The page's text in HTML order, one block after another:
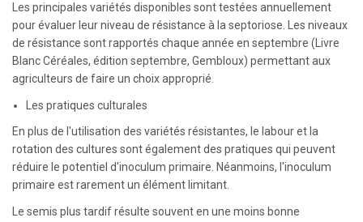
Les principales variétés disponibles sont testées annuellement
pour évaluer leur niveau de résistance à la septoriose. Les niveaux
de résistance sont rapportés chaque année en septembre (Livre
Blanc Céréales, édition septembre, Gembloux) permettant aux
agriculteurs de faire un choix approprié.
Les pratiques culturales
En plus de l'utilisation des variétés résistantes, le labour et la
rotation des cultures sont également des pratiques qui peuvent
réduire le potentiel d'inoculum primaire. Néanmoins, l'inoculum
primaire est rarement un élément limitant.
Le semis plus tardif résulte souvent en une moins bonne